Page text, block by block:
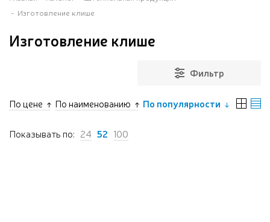
Изготовление клише
Изготовление клише
Фильтр
По цене По наименованию По популярности
Показывать по: 24 52 100